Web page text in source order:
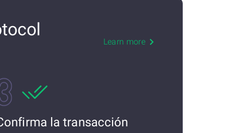
Learn more
la transacción